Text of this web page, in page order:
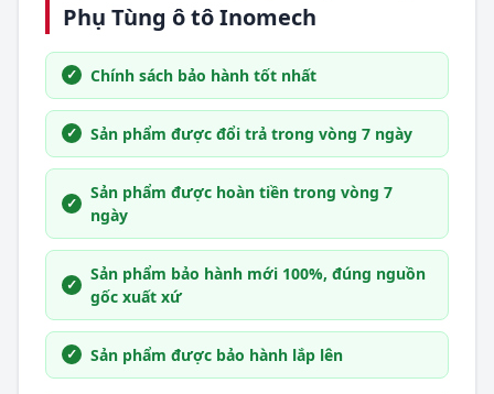
Phụ Tùng ô tô Inomech
Chính sách bảo hành tốt nhất
Sản phẩm được đổi trả trong vòng 7 ngày
Sản phẩm được hoàn tiền trong vòng 7
ngày
Sản phẩm bảo hành mới 100%, đúng nguồn
gốc xuất xứ
Sản phẩm được bảo hành lắp lên